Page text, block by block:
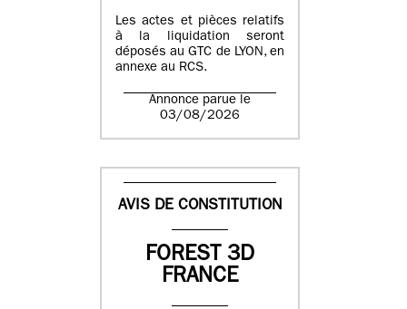
Les actes et pièces relatifs
à la liquidation seront
déposés au GTC de LYON, en
annexe au RCS.
Annonce parue le
03/08/2026
AVIS DE CONSTITUTION
FOREST 3D
FRANCE